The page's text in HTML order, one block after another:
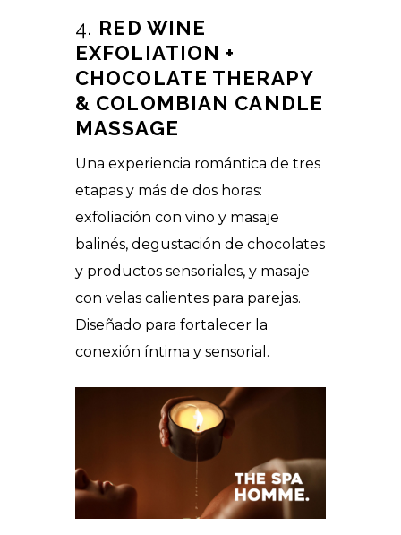
4. RED WINE
EXFOLIATION +
CHOCOLATE THERAPY
& COLOMBIAN CANDLE
MASSAGE
Una experiencia romántica de tres
etapas y más de dos horas:
exfoliación con vino y masaje
balinés, degustación de chocolates
y productos sensoriales, y masaje
con velas calientes para parejas.
Diseñado para fortalecer la
conexión íntima y sensorial.